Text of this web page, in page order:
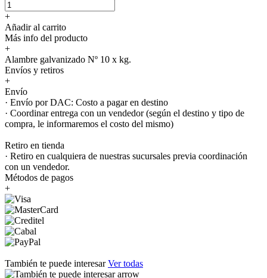
+
Añadir al carrito
Más info del producto
+
Alambre galvanizado Nº 10 x kg.
Envíos y retiros
+
Envío
· Envío por DAC: Costo a pagar en destino
· Coordinar entrega con un vendedor (según el destino y tipo de
compra, le informaremos el costo del mismo)
Retiro en tienda
· Retiro en cualquiera de nuestras sucursales previa coordinación
con un vendedor.
Métodos de pagos
+
También te puede interesarVer todas